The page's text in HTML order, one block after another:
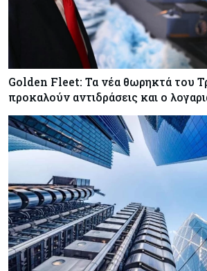
Golden Fleet: Τα νέα θωρηκτά του
προκαλούν αντιδράσεις και ο